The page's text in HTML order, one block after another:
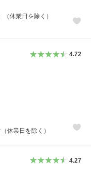
休業日を除く）
4.72
休業日を除く）
4.27